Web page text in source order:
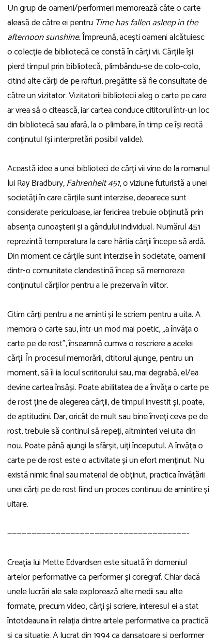
Un grup de oameni/performeri memorează câte o carte
aleasă de către ei pentru Time has fallen asleep in the
afternoon sunshine.Împreună, acești oameni alcătuiesc
o colecție de bibliotecă ce constă în cărți vii. Cărțile își
pierd timpul prin bibliotecă, plimbându-se de colo-colo,
citind alte cărți de pe rafturi, pregătite să fie consultate de
către un vizitator. Vizitatorii bibliotecii aleg o carte pe care
ar vrea să o citească, iar cartea conduce cititorul într-un loc
din bibliotecă sau afară, la o plimbare, în timp ce își recită
conținutul (și interpretări posibil valide).
Această idee a unei biblioteci de cărți vii vine de la romanul
lui Ray Bradbury,Fahrenheit 451, o viziune futuristă a unei
societăți în care cărțile sunt interzise, deoarece sunt
considerate periculoase, iar fericirea trebuie obținută prin
absența cunoașterii și a gândului individual. Numărul 451
reprezintă temperatura la care hârtia cărții începe să ardă.
Din moment ce cărțile sunt interzise în societate, oamenii
dintr-o comunitate clandestină încep să memoreze
conținutul cărților pentru a le prezerva în viitor.
Citim cărți pentru a ne aminti și le scriem pentru a uita. A
memora o carte sau, într-un mod mai poetic, „a învăța o
carte pe de rost”, înseamnă cumva o rescriere a acelei
cărți. În procesul memorării, cititorul ajunge, pentru un
moment, să îi ia locul scriitorului sau, mai degrabă, el/ea
devine cartea însăși. Poate abilitatea de a învăța o carte pe
de rost ține de alegerea cărții, de timpul investit și, poate,
de aptitudini. Dar, oricât de mult sau bine înveți ceva pe de
rost, trebuie să continui să repeți, altminteri vei uita din
nou. Poate până ajungi la sfârșit, uiți începutul. A învăța o
carte pe de rost este o activitate și un efort menținut. Nu
există nimic final sau material de obținut, practica învățării
unei cărți pe de rost fiind un proces continuu de amintire și
uitare.
—————————————————————————————————————-
Creația lui Mette Edvardsen este situată în domeniul
artelor performative ca performer și coregraf. Chiar dacă
unele lucrări ale sale explorează alte medii sau alte
formate, precum video, cărți și scriere, interesul ei a stat
întotdeauna în relația dintre artele performative ca practică